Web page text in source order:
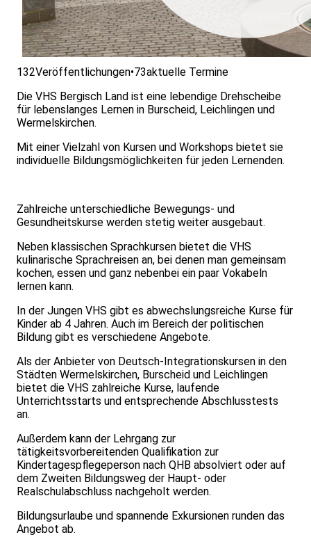
132Veröffentlichungen•73aktuelle Termine
Die VHS Bergisch Land ist eine lebendige Drehscheibe
für lebenslanges Lernen in Burscheid, Leichlingen und
Wermelskirchen.
Mit einer Vielzahl von Kursen und Workshops bietet sie
individuelle Bildungsmöglichkeiten für jeden Lernenden.
Zahlreiche unterschiedliche Bewegungs- und
Gesundheitskurse werden stetig weiter ausgebaut.
Neben klassischen Sprachkursen bietet die VHS
kulinarische Sprachreisen an, bei denen man gemeinsam
kochen, essen und ganz nebenbei ein paar Vokabeln
lernen kann.
In der Jungen VHS gibt es abwechslungsreiche Kurse für
Kinder ab 4 Jahren. Auch im Bereich der politischen
Bildung gibt es verschiedene Angebote.
Als der Anbieter von Deutsch-Integrationskursen in den
Städten Wermelskirchen, Burscheid und Leichlingen
bietet die VHS zahlreiche Kurse, laufende
Unterrichtsstarts und entsprechende Abschlusstests
an.
Außerdem kann der Lehrgang zur
tätigkeitsvorbereitenden Qualifikation zur
Kindertagespflegeperson nach QHB absolviert oder auf
dem Zweiten Bildungsweg der Haupt- oder
Realschulabschluss nachgeholt werden.
Bildungsurlaube und spannende Exkursionen runden das
Angebot ab.